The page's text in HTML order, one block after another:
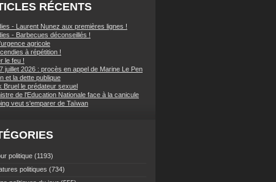
RÉCENTS
- Laurent Nunez aux premières lignes !
- Barbecues déconseillés !
agricole
à répétition !
le feu !
juillet 2026 : procès en appel de Marine Le Pen
et la dette publique
Bruel le prédateur sexuel
de l'Education Nationale face à la canicule
veut s'emparer de Taïwan
politique (1193)
politiques (734)